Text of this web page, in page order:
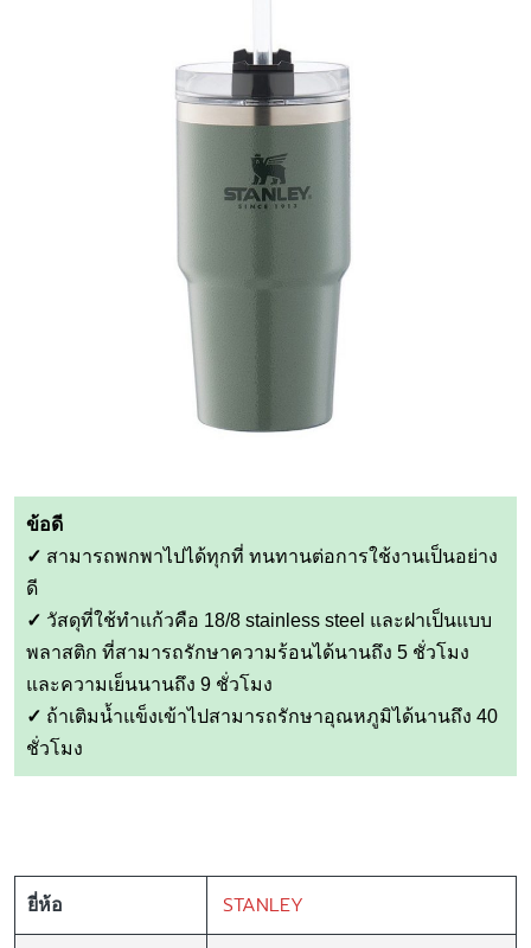
ข้อดี
✓ สามารถพกพาไปได้ทุกที่ ทนทานต่อการใช้งานเป็นอย่าง
ดี
✓ วัสดุที่ใช้ทำแก้วคือ 18/8 stainless steel และฝาเป็นแบบ
พลาสติก ที่สามารถรักษาความร้อนได้นานถึง 5 ชั่วโมง
และความเย็นนานถึง 9 ชั่วโมง
✓ ถ้าเติมน้ำแข็งเข้าไปสามารถรักษาอุณหภูมิได้นานถึง 40
ชั่วโมง
ยี่ห้อ STANLEY